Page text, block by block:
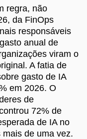
regra, não
da FinOps
responsáveis
anual de
viram o
A fatia de
gasto de IA
em 2026. O
de
72% de
de IA no
de uma vez.